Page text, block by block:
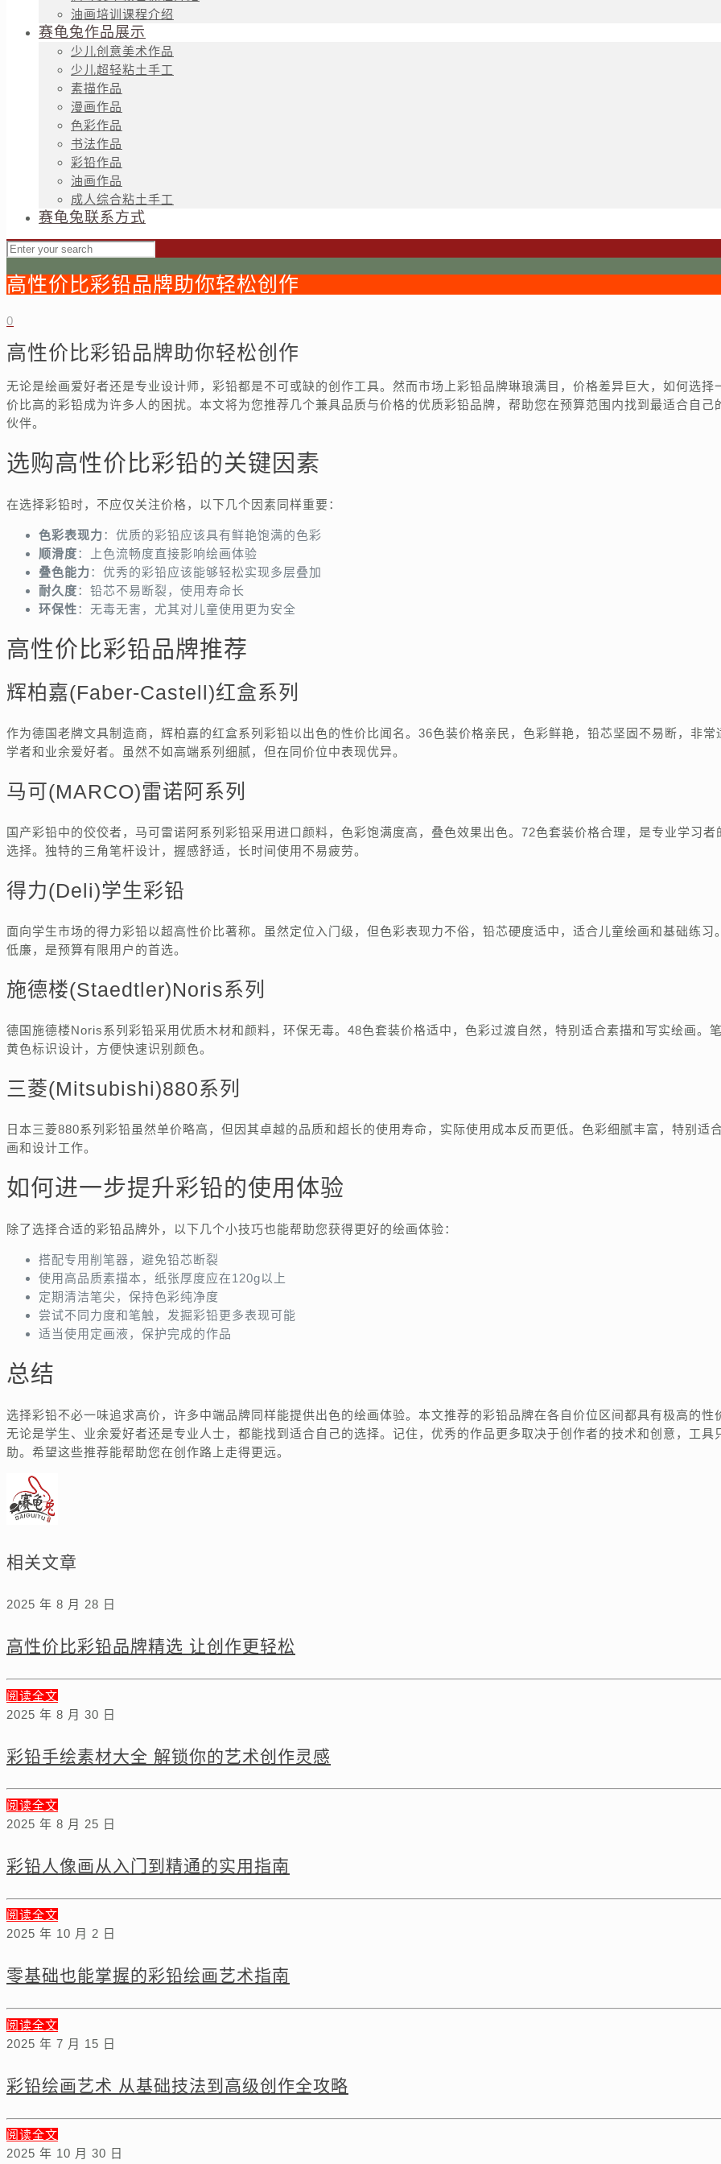
油画培训课程介绍
赛龟兔作品展示
少儿创意美术作品
少儿超轻粘土手工
素描作品
漫画作品
色彩作品
书法作品
彩铅作品
油画作品
成人综合粘土手工
赛龟兔联系方式
高性价比彩铅品牌助你轻松创作
0
高性价比彩铅品牌助你轻松创作
无论是绘画爱好者还是专业设计师，彩铅都是不可或缺的创作工具。然而市场上彩铅品牌琳琅满目，价格差异巨大，如何选择
价比高的彩铅成为许多人的困扰。本文将为您推荐几个兼具品质与价格的优质彩铅品牌，帮助您在预算范围内找到最适合自己
伙伴。
选购高性价比彩铅的关键因素
在选择彩铅时，不应仅关注价格，以下几个因素同样重要：
色彩表现力 ：优质的彩铅应该具有鲜艳饱满的色彩
顺滑度：上色流畅度直接影响绘画体验
叠色能力 ：优秀的彩铅应该能够轻松实现多层叠加
耐久度：铅芯不易断裂，使用寿命长
环保性：无毒无害，尤其对儿童使用更为安全
高性价比彩铅品牌推荐
辉柏嘉(Faber-Castell)红盒系列
作为德国老牌文具制造商，辉柏嘉的红盒系列彩铅以出色的性价比闻名。36色装价格亲民，色彩鲜艳，铅芯坚固不易断，非常
学者和业余爱好者。虽然不如高端系列细腻，但在同价位中表现优异。
马可(MARCO)雷诺阿系列
国产彩铅中的佼佼者，马可雷诺阿系列彩铅采用进口颜料，色彩饱满度高，叠色效果出色。72色套装价格合理，是专业学习者
选择。独特的三角笔杆设计，握感舒适，长时间使用不易疲劳。
得力(Deli)学生彩铅
面向学生市场的得力彩铅以超高性价比著称。虽然定位入门级，但色彩表现力不俗，铅芯硬度适中，适合儿童绘画和基础练习
低廉，是预算有限用户的首选。
施德楼(Staedtler)Noris系列
德国施德楼Noris系列彩铅采用优质木材和颜料，环保无毒。48色套装价格适中，色彩过渡自然，特别适合素描和写实绘画。
黄色标识设计，方便快速识别颜色。
三菱(Mitsubishi)880系列
日本三菱880系列彩铅虽然单价略高，但因其卓越的品质和超长的使用寿命，实际使用成本反而更低。色彩细腻丰富，特别适
画和设计工作。
如何进一步提升彩铅的使用体验
除了选择合适的彩铅品牌外，以下几个小技巧也能帮助您获得更好的绘画体验：
搭配专用削笔器，避免铅芯断裂
使用高品质素描本，纸张厚度应在120g以上
定期清洁笔尖，保持色彩纯净度
尝试不同力度和笔触，发掘彩铅更多表现可能
适当使用定画液，保护完成的作品
总结
选择彩铅不必一味追求高价，许多中端品牌同样能提供出色的绘画体验。本文推荐的彩铅品牌在各自价位区间都具有极高的性
无论是学生、业余爱好者还是专业人士，都能找到适合自己的选择。记住，优秀的作品更多取决于创作者的技术和创意，工具
助。希望这些推荐能帮助您在创作路上走得更远。
相关文章
2025 年 8 月 28 日
高性价比彩铅品牌精选 让创作更轻松
阅读全文
2025 年 8 月 30 日
彩铅手绘素材大全 解锁你的艺术创作灵感
阅读全文
2025 年 8 月 25 日
彩铅人像画从入门到精通的实用指南
阅读全文
2025 年 10 月 2 日
零基础也能掌握的彩铅绘画艺术指南
阅读全文
2025 年 7 月 15 日
彩铅绘画艺术 从基础技法到高级创作全攻略
阅读全文
2025 年 10 月 30 日